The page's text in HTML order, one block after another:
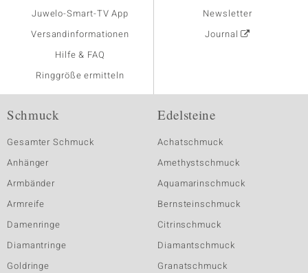
Juwelo-Smart-TV App
Versandinformationen
Hilfe & FAQ
Ringgröße ermitteln
Newsletter
Journal
Schmuck
Gesamter Schmuck
Anhänger
Armbänder
Armreife
Damenringe
Diamantringe
Goldringe
Edelsteine
Achatschmuck
Amethystschmuck
Aquamarinschmuck
Bernsteinschmuck
Citrinschmuck
Diamantschmuck
Granatschmuck